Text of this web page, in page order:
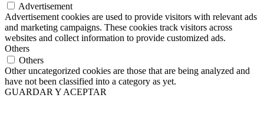
Advertisement
Advertisement cookies are used to provide visitors with relevant ads
and marketing campaigns. These cookies track visitors across
websites and collect information to provide customized ads.
Others
Others
Other uncategorized cookies are those that are being analyzed and
have not been classified into a category as yet.
GUARDAR Y ACEPTAR